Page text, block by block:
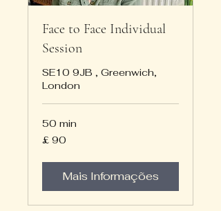
Face to Face Individual
Session
SE10 9JB , Greenwich,
London
50 min
90
Libras
£ 90
Mais Informações